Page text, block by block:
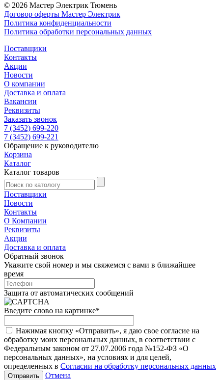
© 2026 Мастер Электрик Тюмень
Договор оферты Мастер Электрик
Политика конфиденциальности
Политика обработки персональных данных
Поставщики
Контакты
Акции
Новости
О компании
Доставка и оплата
Вакансии
Реквизиты
Заказать звонок
7 (3452) 699-220
7 (3452) 699-221
Обращение к руководителю
Корзина
Каталог
Каталог товаров
Поставщики
Новости
Контакты
О Компании
Реквизиты
Акции
Доставка и оплата
Обратный звонок
Укажите свой номер и мы свяжемся с вами в ближайшее
время
Защита от автоматических сообщений
Введите слово на картинке*
Нажимая кнопку «Отправить», я даю свое согласие на
обработку моих персональных данных, в соответствии с
Федеральным законом от 27.07.2006 года №152-ФЗ «О
персональных данных», на условиях и для целей,
определенных в Согласии на обработку персональных данных
Отмена